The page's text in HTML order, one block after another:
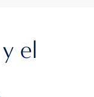
el